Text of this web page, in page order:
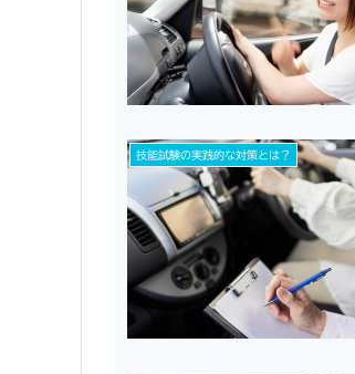
技能試験の実践的な対策とは？